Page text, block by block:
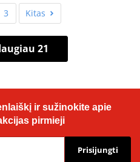
3 Kitas
21
ir sužinokite apie
pirmieji
Prisijungti